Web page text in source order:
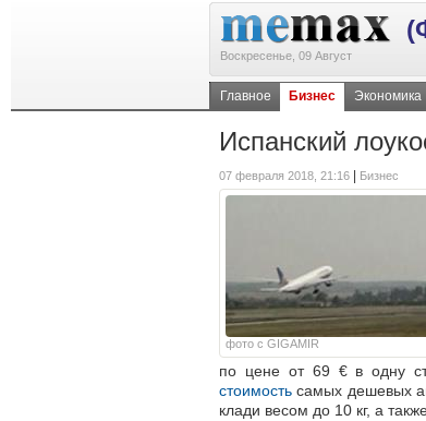
Воскресенье, 09 Август
Главное Бизнес Экономика
Испанский
07 февраля 2018, 21:16 Бизнес
фото с GIGAMIR
по цене от 69 € в одну
стоимость самых дешевых
клади весом до 10 кг, а